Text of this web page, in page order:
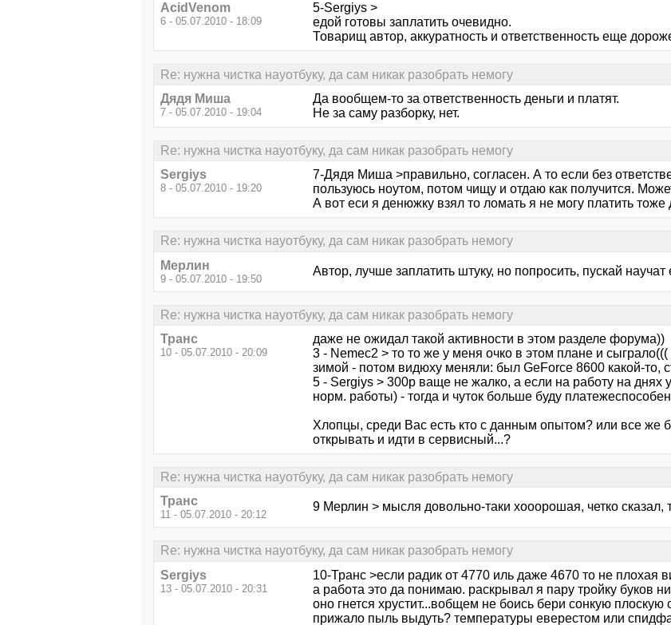
AcidVenom
6 - 05.07.2010 - 18:09
5-Sergiys >
едой готовы заплатить очевидно.
Товарищ автор, аккуратность и ответственность еще
Re: нужна чистка науотбуку, да сам никак разобрать немогу
Дядя Миша
7 - 05.07.2010 - 19:04
Да вообщем-то за ответственность деньги и платят.
Не за саму разборку, нет.
Re: нужна чистка науотбуку, да сам никак разобрать немогу
Sergiys
8 - 05.07.2010 - 19:20
7-Дядя Миша >правильно, согласен. А то если без
пользуюсь ноутом, потом чищу и отдаю как получится.
А вот еси я денюжку взял то ломать я не могу платить
Re: нужна чистка науотбуку, да сам никак разобрать немогу
Мерлин
9 - 05.07.2010 - 19:50
Автор, лучше заплатить штуку, но попросить, пускай научат
Re: нужна чистка науотбуку, да сам никак разобрать немогу
Транс
10 - 05.07.2010 - 20:09
даже не ожидал такой активности в этом разделе форума))
3 - Nemec2 > то то же у меня очко в этом плане и
зимой - потом видюху меняли: был GeForce 8600 какой-то,
5 - Sergiys > 300р ваще не жалко, а если на работу на днях
норм. работы) - тогда и чуток больше буду
Хлопцы, среди Вас есть кто с данным опытом? или все же
открывать и идти в сервисный...?
Re: нужна чистка науотбуку, да сам никак разобрать немогу
Транс
11 - 05.07.2010 - 20:12
9 Мерлин > мысля довольно-таки хооорошая, четко сказал,
Re: нужна чистка науотбуку, да сам никак разобрать немогу
Sergiys
13 - 05.07.2010 - 20:31
10-Транс >если радик от 4770 иль даже 4670 то не плохая
а работа это да понимаю. раскрывал я пару тройку буков
оно гнется хрустит...вобщем не боись бери сонкую плоскую
прижало пыль выдуть? температуры еверестом или